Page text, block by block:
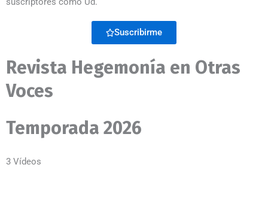
Suscribirme
Revista Hegemonía en Otras
Voces
Temporada 2026
3 Vídeos